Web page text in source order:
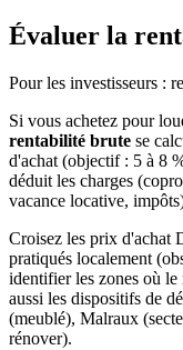
Évaluer la
Pour les investisseurs :
Si vous achetez pour
rentabilité brute se
d'achat (objectif : 5 à 8
déduit les charges
vacance locative,
Croisez les prix d'achat
pratiqués localement
identifier les zones où le
aussi les dispositifs de
(meublé), Malraux
rénover).